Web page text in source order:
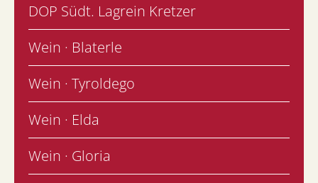
DOP Südt. Lagrein Kretzer
Wein · Blaterle
Wein · Tyroldego
Wein · Elda
Wein · Gloria